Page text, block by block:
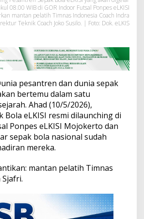
e
s
a
r
o
l
e
L
K
I
S
I
08.00 WIB di GOR Indoor Futsal Ponpes eLKISI
mantan pelatih Timnas Indonesia Coach Indra
Teknik Coach Joko Susilo. | Foto: Dok. eLKIS
pesantren dan dunia sepak
bertemu dalam satu
Ahad (10/5/2026),
Bola eLKISI resmi dilaunching di
Ponpes eLKISI Mojokerto dan
sepak bola nasional sudah
mereka.
mantan pelatih Timnas